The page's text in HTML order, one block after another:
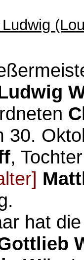
30.
,
hat